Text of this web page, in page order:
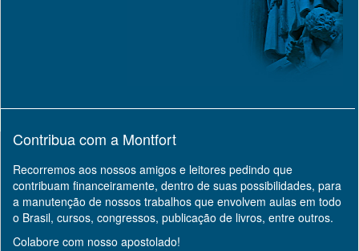
Contribua com a Montfort
Recorremos aos nossos amigos e leitores pedindo que
contribuam financeiramente, dentro de suas possibilidades, para
a manutenção de nossos trabalhos que envolvem aulas em todo
o Brasil, cursos, congressos, publicação de livros, entre outros.
Colabore com nosso apostolado!